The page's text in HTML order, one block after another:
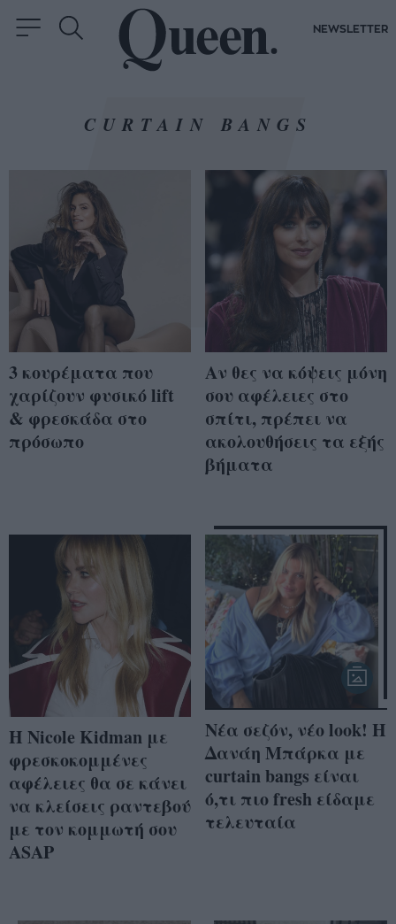
NEWSLETTER
CURTAIN BANGS
3 κουρέματα που
χαρίζουν φυσικό lift
& φρεσκάδα στο
πρόσωπο
Αν θες να κόψεις μόνη
σου αφέλειες στο
σπίτι, πρέπει να
ακολουθήσεις τα εξής
βήματα
Η Nicole Kidman με
φρεσκοκομμένες
αφέλειες θα σε κάνει
να κλείσεις ραντεβού
με τον κομμωτή σου
ASAP
Νέα σεζόν, νέο look! Η
Δανάη Μπάρκα με
curtain bangs είναι
ό,τι πιο fresh είδαμε
τελευταία